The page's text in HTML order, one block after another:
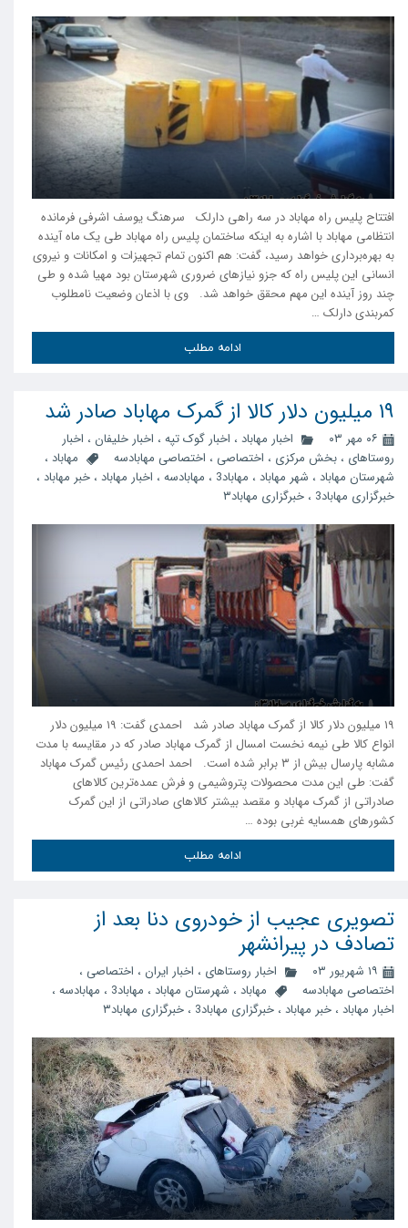
افتتاح پلیس راه مهاباد در سه راهی دارلک سرهنگ یوسف اشرفی فرمانده
انتظامی مهاباد با اشاره به اینکه ساختمان پلیس راه مهاباد طی یک ماه آینده
به بهره‌برداری خواهد رسید، گفت: هم اکنون تمام تجهیزات و امکانات و نیروی
انسانی این پلیس راه که جزو نیاز‌های ضروری شهرستان بود مهیا شده و طی
چند روز آینده این مهم محقق خواهد شد. وی با اذعان وضعیت نامطلوب
کمربندی دارلک …
ادامه مطلب
۱۹ میلیون دلار کالا از گمرک مهاباد صادر شد
۰۶ مهر ۰۳ اخبار مهاباد ، اخبار گوک تپه ، اخبار خلیفان ، اخبار
روستاهای ، بخش مرکزی ، اختصاصی ، اختصاصی مهابادسه مهاباد ،
شهرستان مهاباد ، شهر مهاباد ، مهاباد3 ، مهابادسه ، اخبار مهاباد ، خبر مهاباد ،
خبرگزاری مهاباد3 ، خبرگزاری مهاباد۳
۱۹ میلیون دلار کالا از گمرک مهاباد صادر شد احمدی گفت: ۱۹ میلیون دلار
انواع کالا طی نیمه نخست امسال از گمرک مهاباد صادر که در مقایسه با مدت
مشابه پارسال بیش از ۳ برابر شده است. احمد احمدی رئیس گمرک مهاباد
گفت: طی این مدت محصولات پتروشیمی و فرش عمده‌ترین کالا‌های
صادراتی از گمرک مهاباد و مقصد بیشتر کالا‌های صادراتی از این گمرک
کشور‌های همسایه غربی بوده …
ادامه مطلب
تصویری عجیب از خودروی دنا بعد از
تصادف در پیرانشهر
۱۹ شهریور ۰۳ اخبار روستاهای ، اخبار ایران ، اختصاصی ،
اختصاصی مهابادسه
مهاباد ، شهرستان مهاباد ، مهاباد3 ، مهابادسه ،
اخبار مهاباد ، خبر مهاباد ، خبرگزاری مهاباد3 ، خبرگزاری مهاباد۳